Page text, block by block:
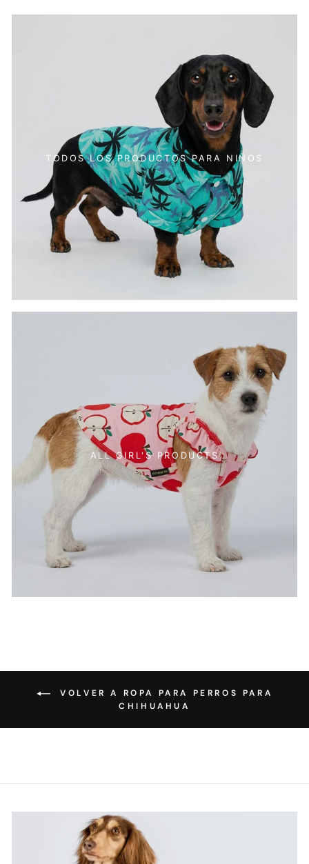
TODOS LOS PRODUCTOS PARA NIÑOS
ALL GIRL'S PRODUCTS
VOLVER A ROPA PARA PERROS PARA
CHIHUAHUA